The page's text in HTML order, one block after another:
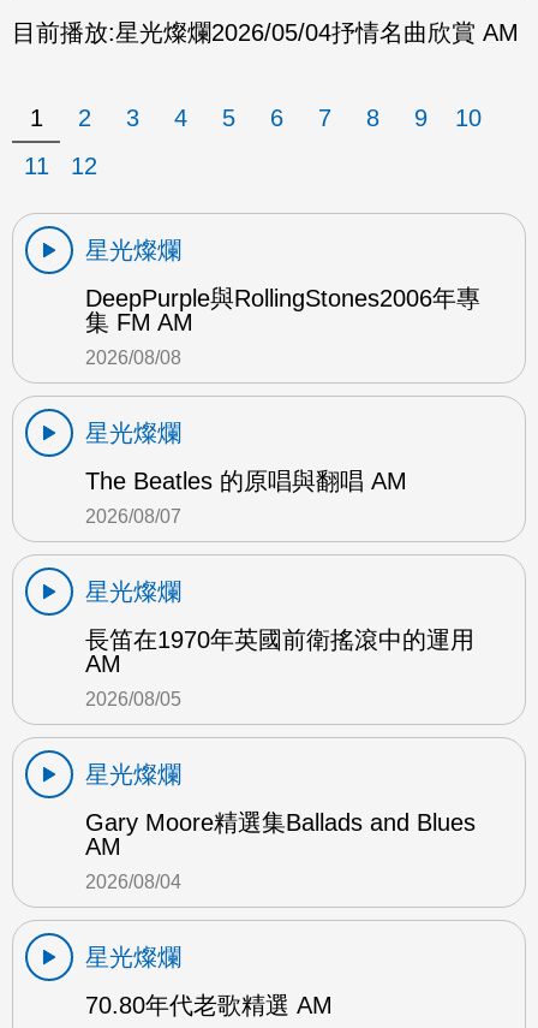
目前播放:星光燦爛2026/05/04抒情名曲欣賞 AM
1 2 3 4 5 6 7 8 9
10
11
12
星光燦爛
DeepPurple與RollingStones2006年專
集 FM AM
2026/08/08
星光燦爛
The Beatles 的原唱與翻唱 AM
2026/08/07
星光燦爛
長笛在1970年英國前衛搖滾中的運用
AM
2026/08/05
星光燦爛
Gary Moore精選集Ballads and Blues
AM
2026/08/04
星光燦爛
70.80年代老歌精選 AM